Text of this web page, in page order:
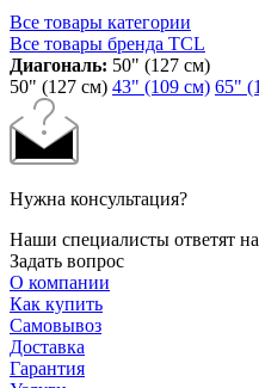
Все товары категории
Все товары бренда TCL
Диагональ: 50" (127 см)
50" (127 см) 43" (109 см) 65"
Нужна консультация?
Наши специалисты ответят
Задать вопрос
О компании
Как купить
Самовывоз
Доставка
Гарантия